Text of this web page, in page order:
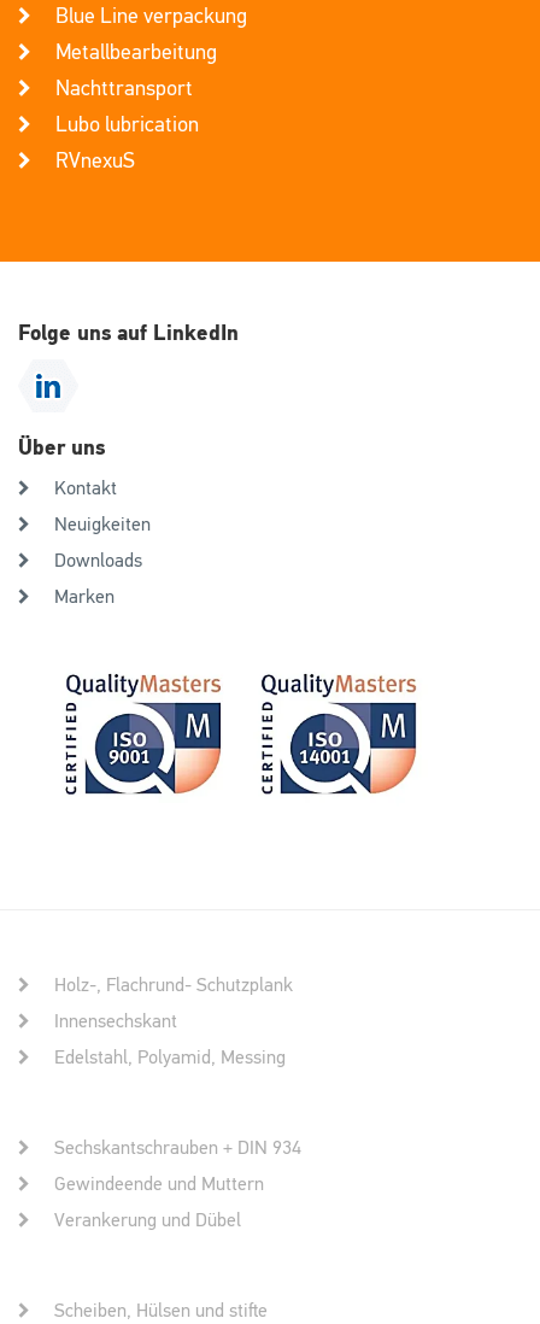
Blue Line verpackung
Metallbearbeitung
Nachttransport
Lubo lubrication
RVnexuS
Folge uns auf LinkedIn
Über uns
Kontakt
Neuigkeiten
Downloads
Marken
Holz-, Flachrund- Schutzplank
Innensechskant
Edelstahl, Polyamid, Messing
Sechskantschrauben + DIN 934
Gewindeende und Muttern
Verankerung und Dübel
Scheiben, Hülsen und stifte